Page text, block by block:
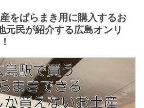
をばらまき用に購入するお
元民が紹介する広島オンリ